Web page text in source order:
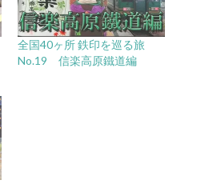
全国40ヶ所 鉄印を巡る旅
No.19 信楽高原鐵道編